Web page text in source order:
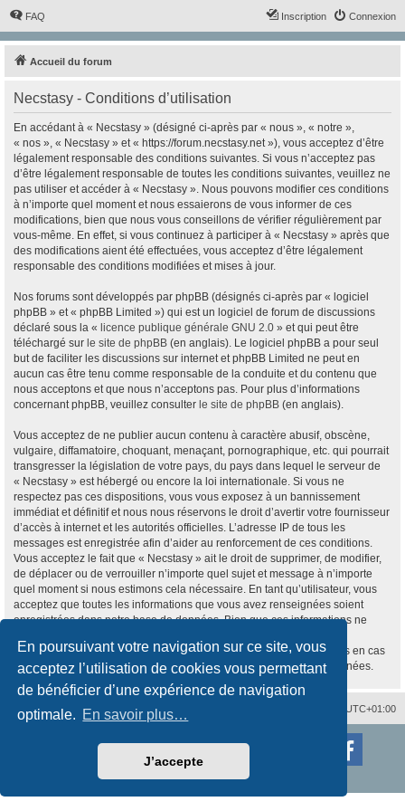
En poursuivant votre navigation sur ce site, vous
acceptez l’utilisation de cookies vous permettant
de bénéficier d’une expérience de navigation
optimale. En savoir plus…
J’accepte
FAQ Connexion
Inscription
Accueil du forum
Necstasy - Conditions d’utilisation
En accédant à « Necstasy » (désigné ci-après par « nous », « notre »,
« nos », « Necstasy » et « https://forum.necstasy.net »), vous acceptez d’être
légalement responsable des conditions suivantes. Si vous n’acceptez pas
d’être légalement responsable de toutes les conditions suivantes, veuillez ne
pas utiliser et accéder à « Necstasy ». Nous pouvons modifier ces conditions
à n’importe quel moment et nous essaierons de vous informer de ces
modifications, bien que nous vous conseillons de vérifier régulièrement par
vous-même. En effet, si vous continuez à participer à « Necstasy » après que
des modifications aient été effectuées, vous acceptez d’être légalement
responsable des conditions modifiées et mises à jour.
Nos forums sont développés par phpBB (désignés ci-après par « logiciel
phpBB » et « phpBB Limited ») qui est un logiciel de forum de discussions
déclaré sous la « licence publique générale GNU 2.0 » et qui peut être
téléchargé sur le site de phpBB (en anglais). Le logiciel phpBB a pour seul
but de faciliter les discussions sur internet et phpBB Limited ne peut en
aucun cas être tenu comme responsable de la conduite et du contenu que
nous acceptons et que nous n’acceptons pas. Pour plus d’informations
concernant phpBB, veuillez consulter le site de phpBB (en anglais).
Vous acceptez de ne publier aucun contenu à caractère abusif, obscène,
vulgaire, diffamatoire, choquant, menaçant, pornographique, etc. qui pourrait
transgresser la législation de votre pays, du pays dans lequel le serveur de
« Necstasy » est hébergé ou encore la loi internationale. Si vous ne
respectez pas ces dispositions, vous vous exposez à un bannissement
immédiat et définitif et nous nous réservons le droit d’avertir votre fournisseur
d’accès à internet et les autorités officielles. L’adresse IP de tous les
messages est enregistrée afin d’aider au renforcement de ces conditions.
Vous acceptez le fait que « Necstasy » ait le droit de supprimer, de modifier,
de déplacer ou de verrouiller n’importe quel sujet et message à n’importe
quel moment si nous estimons cela nécessaire. En tant qu’utilisateur, vous
acceptez que toutes les informations que vous avez renseignées soient
enregistrées dans notre base de données. Bien que ces informations ne
« Necstasy », ni phpBB, ne pourront être tenus comme responsables en cas
de tentative de piratage informatique visant à compromettre vos données.
UTC+01:00
Supprimer les cookies
Nous contacter
2017
Conditions